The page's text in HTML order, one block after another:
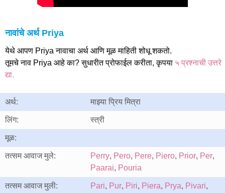
नावांचे अर्थ Priya
येथे आपण Priya नावाचा अर्थ आणि मूळ माहिती शोधू शकतो.
तूमचे नाव Priya आहे का? सुधारीत प्रोफाईल करीता, कृपया ५ प्रश्नाची उत्तरे
द्या.
अर्थ: माझ्या प्रिय मित्रा
लिंग: स्त्री
मूळ:
तत्सम आवाज मुले: Perry, Pero, Pere, Piero, Prior, Per,
Paarai, Pouria
तत्सम आवाज मुली: Pari, Pur, Piri, Piera, Prya, Pivari,